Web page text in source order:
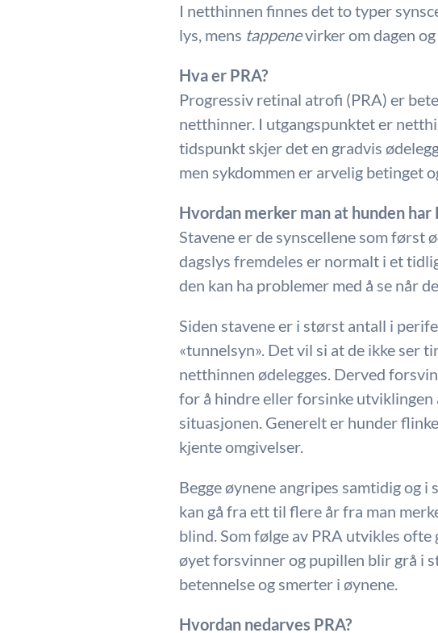
I netthinnen finnes det to typer
lys, mens tappenevirker om dagen
Hva er PRA?
Progressiv retinal atrofi (PRA) er
netthinner. I utgangspunktet er
tidspunkt skjer det en gradvis
men sykdommen er arvelig betinget
Hvordan merker man at hunden har
Stavene er de synscellene som først
dagslys fremdeles er normalt i et
den kan ha problemer med å se når
Siden stavene er i størst antall i
«tunnelsyn». Det vil si at de ikke ser
netthinnen ødelegges. Derved
for å hindre eller forsinke utviklingen
situasjonen. Generelt er hunder
kjente omgivelser.
Begge øynene angripes samtidig og
kan gå fra ett til flere år fra man
blind. Som følge av PRA utvikles
øyet forsvinner og pupillen blir grå i
betennelse og smerter i øynene.
Hvordan nedarves PRA?